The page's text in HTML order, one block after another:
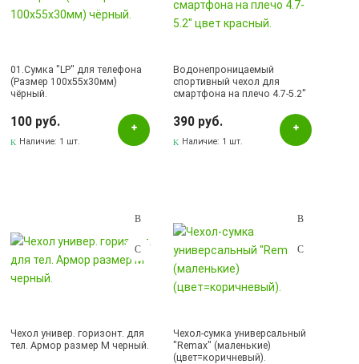
01.Сумка "LP" для телефона
(Размер 100х55х30мм)
чёрный.
100 руб.
Наличие: 1 шт.
Водонепроницаемый
спортивный чехол для
смартфона на плечо 4.7-5.2"
390 руб.
Наличие: 1 шт.
Чехол универ. горизонт. для
тел. Армор размер M черный.
Чехол-сумка универсальный
"Remax" (маленькие)
(цвет=коричневый).